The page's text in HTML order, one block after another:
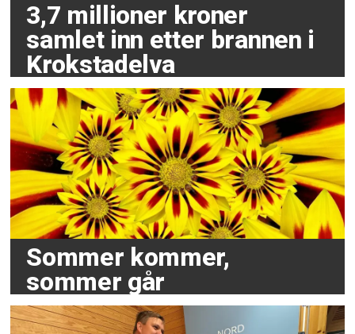
3,7 millioner kroner
samlet inn etter brannen i
Krokstadelva
Sommer kommer,
sommer går